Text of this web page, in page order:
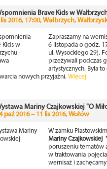
Brave Kids w
2016, 17:00, Wałbrzych,
Zapraszamy na
6 listopada o godz.
ul. Wysockiego 29).
przeżywali podczas
artystycznych. Była
nowych przyjaźni. Więcej
Mariny Czajkowskiej "O
paź 2016 – 11 lis 2016, Wołów
W zamku
Mariny Czajkowskiej
poruszeniu tematów
w traktowania
wernisaż i